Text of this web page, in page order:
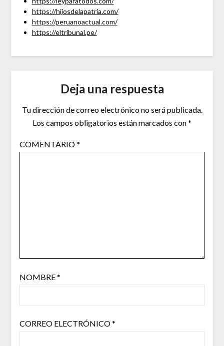
https://hijosdelapatria.com/
https://peruanoactual.com/
https://eltribunal.pe/
Deja una respuesta
Tu dirección de correo electrónico no será publicada.
Los campos obligatorios están marcados con*
COMENTARIO*
NOMBRE*
CORREO ELECTRÓNICO*